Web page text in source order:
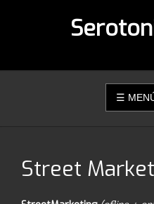
Street